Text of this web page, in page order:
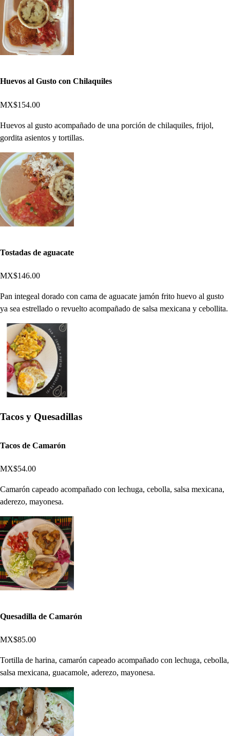
Huevos al Gusto con Chilaquiles
MX$154.00
Huevos al gusto acompañado de una porción de chilaquiles, frijol,
gordita asientos y tortillas.
Tostadas de aguacate
MX$146.00
Pan integeal dorado con cama de aguacate jamón frito huevo al gusto
ya sea estrellado o revuelto acompañado de salsa mexicana y cebollita.
Tacos y Quesadillas
Tacos de Camarón
MX$54.00
Camarón capeado acompañado con lechuga, cebolla, salsa mexicana,
aderezo, mayonesa.
Quesadilla de Camarón
MX$85.00
Tortilla de harina, camarón capeado acompañado con lechuga, cebolla,
salsa mexicana, guacamole, aderezo, mayonesa.